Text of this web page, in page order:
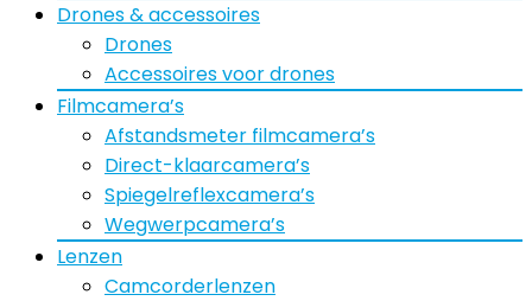
Drones & accessoires
Drones
Accessoires voor drones
Filmcamera’s
Afstandsmeter filmcamera’s
Direct-klaarcamera’s
Spiegelreflexcamera’s
Wegwerpcamera’s
Lenzen
Camcorderlenzen